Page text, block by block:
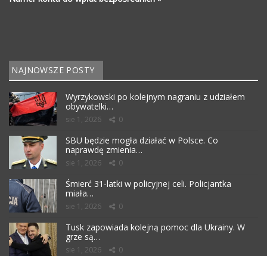
NAJNOWSZE POSTY
Wyrzykowski po kolejnym nagraniu z udziałem
obywatelki…
sie 1, 2026 0
SBU będzie mogła działać w Polsce. Co
naprawdę zmienia…
sie 1, 2026 0
Śmierć 31-latki w policyjnej celi. Policjantka
miała…
sie 1, 2026 0
Tusk zapowiada kolejną pomoc dla Ukrainy. W
grze są…
sie 1, 2026 0